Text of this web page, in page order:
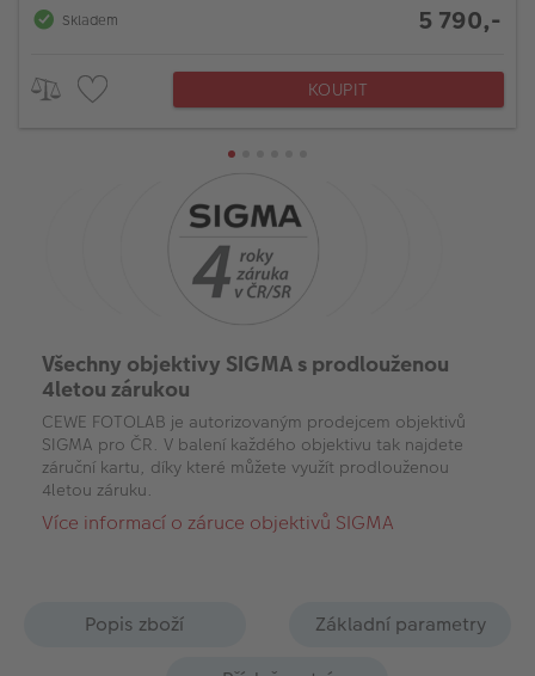
Skladem
5 790,-
KOUPIT
Všechny objektivy SIGMA s prodlouženou
4letou zárukou
CEWE FOTOLAB je autorizovaným prodejcem objektivů
SIGMA pro ČR. V balení každého objektivu tak najdete
záruční kartu, díky které můžete využít prodlouženou
4letou záruku.
Více informací o záruce objektivů SIGMA
Popis zboží
Základní parametry